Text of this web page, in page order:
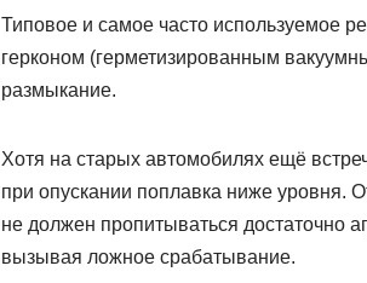
Типовое и самое часто используемое
герконом (герметизированным
размыкание.
Хотя на старых автомобилях ещё
при опускании поплавка ниже уровня.
не должен пропитываться достаточно
вызывая ложное срабатывание.